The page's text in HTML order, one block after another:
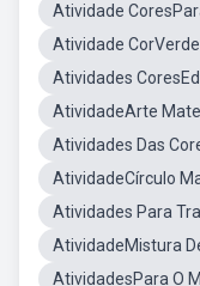
Atividade
Atividade
Atividades
AtividadeArte
Atividades Das
AtividadeCírculo
Atividades Para
AtividadeMistura
AtividadesPara O